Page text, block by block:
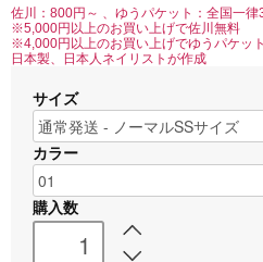
佐川：800円～ 、ゆうパケット：全国一律
※5,000円以上のお買い上げで佐川無料
※4,000円以上のお買い上げでゆうパケッ
日本製、日本人ネイリストが作成
サイズ
カラー
購入数